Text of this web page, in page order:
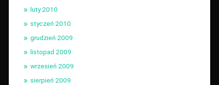
luty 2010
styczeń 2010
grudzień 2009
listopad 2009
wrzesień 2009
sierpień 2009